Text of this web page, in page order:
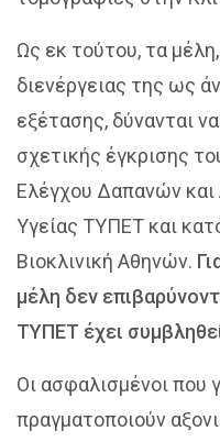
Ως εκ τούτου, τα
διενέργειας της ως
εξέτασης, δύνανται
σχετικής έγκρισης
Ελέγχου Δαπανών
Υγείας ΤΥΠΕΤ και
Βιοκλινική Αθηνών.
μέλη δεν
ΤΥΠΕΤ έχει
Οι ασφαλισμένοι που
πραγματοποιούν